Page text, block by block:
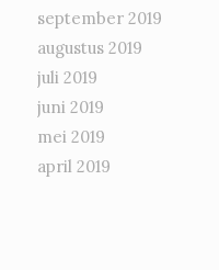
september 2019
augustus 2019
juli 2019
juni 2019
mei 2019
april 2019